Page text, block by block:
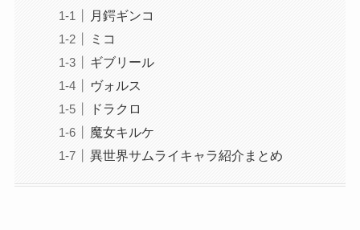
月鍔ギンコ
ミコ
ギブリール
ヴォルス
ドラクロ
魔女キルケ
異世界サムライキャラ紹介まとめ